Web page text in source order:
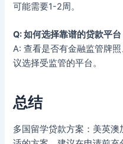
可能需要1-2周。
Q: 如何选择靠谱的贷款平台
A: 查看是否有金融监管牌
议选择受监管的平台。
总结
多国留学贷款方案：美英